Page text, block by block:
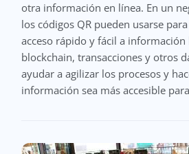
otra información en línea. En un
los códigos QR pueden usarse
acceso rápido y fácil a información
blockchain, transacciones y otros
ayudar a agilizar los procesos y
información sea más accesible